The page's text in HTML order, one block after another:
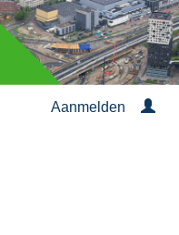
Aanmelden